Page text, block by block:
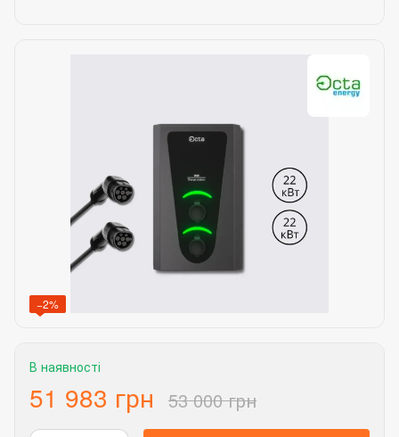
−2%
В наявності
51 983 грн 53 000 грн